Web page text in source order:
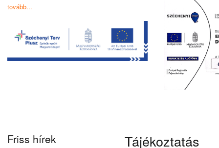
tovább...
Friss hírek Tájékoztatás